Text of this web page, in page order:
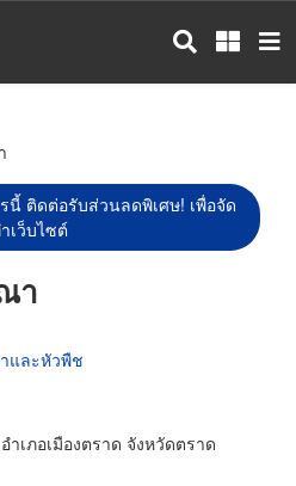
นี้ ติดต่อรับส่วนลดพิเศษ! เพื่อจัด
เว็บไซต์
า
และหัวพืช
เภอเมืองตราด จังหวัดตราด